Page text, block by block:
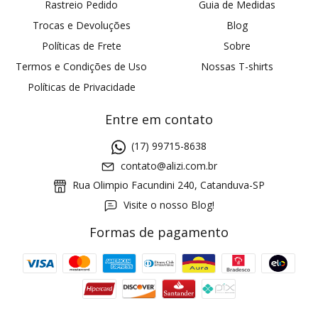
Rastreio Pedido
Trocas e Devoluções
Políticas de Frete
Termos e Condições de Uso
Políticas de Privacidade
Guia de Medidas
Blog
Sobre
Nossas T-shirts
Entre em contato
(17) 99715-8638
contato@alizi.com.br
Rua Olimpio Facundini 240, Catanduva-SP
Visite o nosso Blog!
Formas de pagamento
Cupom 1a compra: GANHE5